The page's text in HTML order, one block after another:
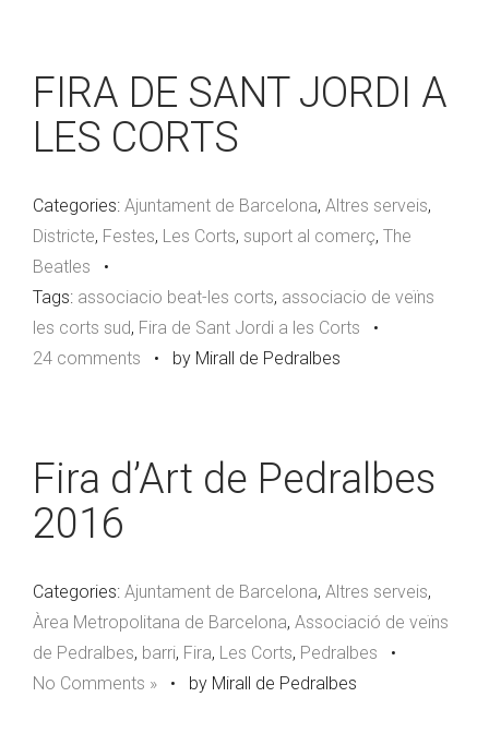
FIRA DE SANT JORDI A
LES CORTS
Categories: Ajuntament de Barcelona, Altres serveis,
Districte, Festes, Les Corts, suport al comerç, The
Beatles •
Tags: associacio beat-les corts, associacio de veïns
les corts sud, Fira de Sant Jordi a les Corts •
24 comments • by Mirall de Pedralbes
Fira d’Art de Pedralbes
2016
Categories: Ajuntament de Barcelona, Altres serveis,
Àrea Metropolitana de Barcelona, Associació de veïns
de Pedralbes, barri, Fira, Les Corts, Pedralbes •
No Comments » • by Mirall de Pedralbes